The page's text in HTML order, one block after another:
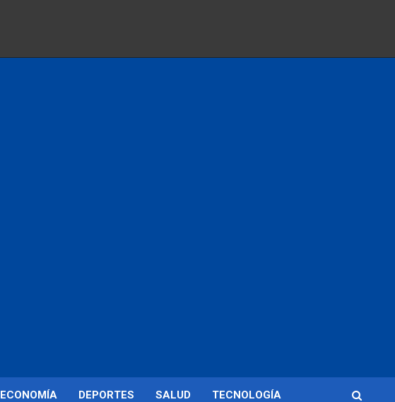
ECONOMÍA DEPORTES SALUD TECNOLOGÍA